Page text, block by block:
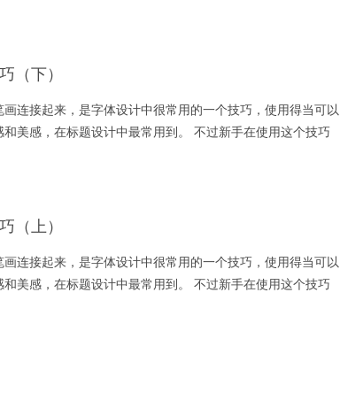
以手写体包装趋势，也许是大势所趋。
（下）
连接起来，是字体设计中很常用的一个技巧，使用得当可以
美感，在标题设计中最常用到。 不过新手在使用这个技巧
（上）
连接起来，是字体设计中很常用的一个技巧，使用得当可以
美感，在标题设计中最常用到。 不过新手在使用这个技巧